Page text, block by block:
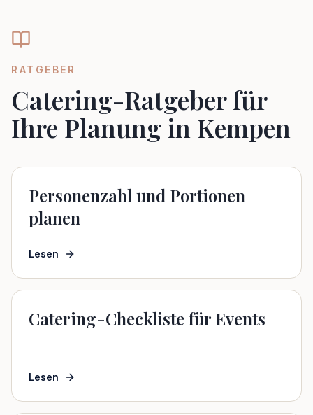
RATGEBER
Catering-Ratgeber für
Ihre Planung in Kempen
Personenzahl und Portionen
planen
Lesen
Catering-Checkliste für Events
Lesen